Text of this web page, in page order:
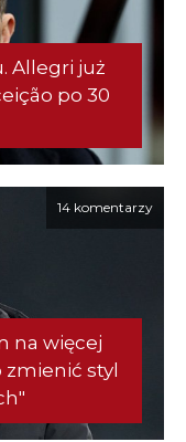
Allegri już
po 30
14 komentarzy
na więcej
zmienić styl